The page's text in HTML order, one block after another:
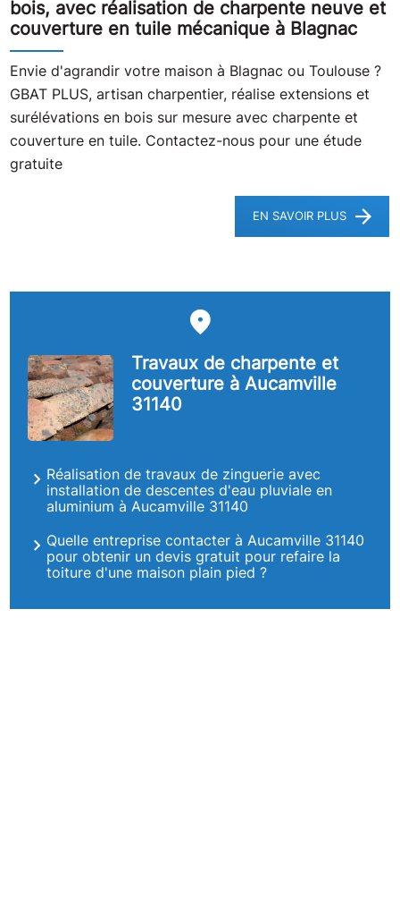
bois, avec réalisation de charpente neuve et
couverture en tuile mécanique à Blagnac
Envie d'agrandir votre maison à Blagnac ou Toulouse ?
GBAT PLUS, artisan charpentier, réalise extensions et
surélévations en bois sur mesure avec charpente et
couverture en tuile. Contactez-nous pour une étude
gratuite
EN SAVOIR PLUS
Travaux de charpente et
couverture à Aucamville
31140
Réalisation de travaux de zinguerie avec
installation de descentes d'eau pluviale en
aluminium à Aucamville 31140
Quelle entreprise contacter à Aucamville 31140
pour obtenir un devis gratuit pour refaire la
toiture d'une maison plain pied ?